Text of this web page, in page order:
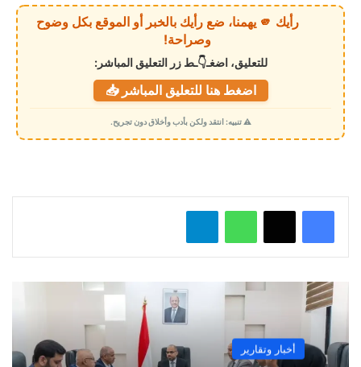
ي
ا
م
ي
رأيك 🫵 يهمنا، ضع رأيك بالخبر أو الموقع بكل وضوح
وصراحة!
للتعليق، اضغـ👇ـط زر التعليق المباشر:
اضغط هنا للتعليق المباشر 📥
⚠️ تنبيه: انتقد ولكن بأدب وأخلاق دون تجريح.
واتساب
أخبار وتقارير